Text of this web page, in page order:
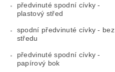
předvinuté spodní cívky -
plastový střed
spodní předvinuté cívky - bez
středu
předvinuté spodní cívky -
papírový bok